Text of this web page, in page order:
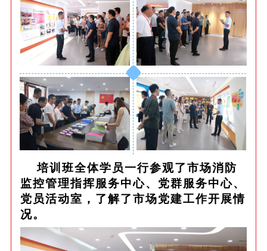
培训班全体学员一行参观了市场消防
监控管理指挥服务中心、党群服务中心、
党员活动室，了解了市场党建工作开展情
况。